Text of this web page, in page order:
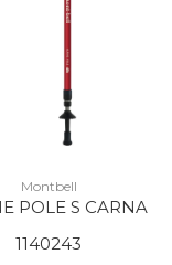
Montbell
POLE S CARNA
1140243